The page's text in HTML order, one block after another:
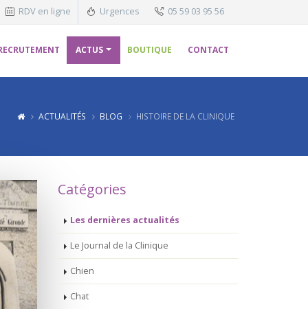
RDV en ligne Urgences 05 59 03 95 56
ACTUS BOUTIQUE CONTACT
ACTUALITÉS BLOG HISTOIRE DE LA CLINIQUE
Catégories
Les dernières actualités
Le Journal de la Clinique
Chien
Chat